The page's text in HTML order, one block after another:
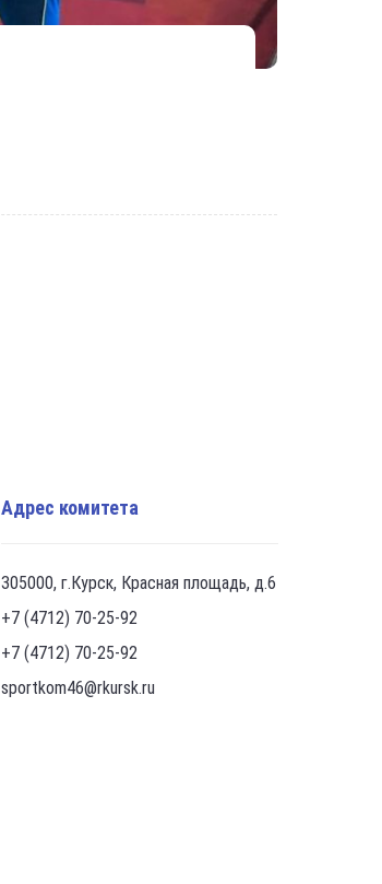
Адрес комитета
305000, г.Курск, Красная площадь, д.6
+7 (4712) 70-25-92
+7 (4712) 70-25-92
sportkom46@rkursk.ru